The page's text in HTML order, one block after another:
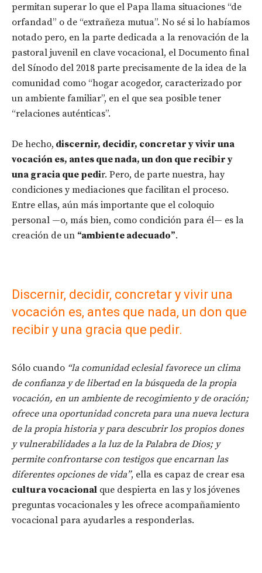
permitan superar lo que el Papa llama situaciones “de
orfandad” o de “extrañeza mutua”. No sé si lo habíamos
notado pero, en la parte dedicada a la renovación de la
pastoral juvenil en clave vocacional, el Documento final
del Sínodo del 2018 parte precisamente de la idea de la
comunidad como “hogar acogedor, caracterizado por
un ambiente familiar”, en el que sea posible tener
“relaciones auténticas”.
De hecho, discernir, decidir, concretar y vivir una
vocación es, antes que nada, un don que recibir y
una gracia que pedir. Pero, de parte nuestra, hay
condiciones y mediaciones que facilitan el proceso.
Entre ellas, aún más importante que el coloquio
personal —o, más bien, como condición para él— es la
creación de un “ambiente adecuado”.
Discernir, decidir, concretar y vivir una
vocación es, antes que nada, un don que
recibir y una gracia que pedir.
Sólo cuando “la comunidad eclesial favorece un clima
de confianza y de libertad en la búsqueda de la propia
vocación, en un ambiente de recogimiento y de oración;
ofrece una oportunidad concreta para una nueva lectura
de la propia historia y para descubrir los propios dones
y vulnerabilidades a la luz de la Palabra de Dios; y
permite confrontarse con testigos que encarnan las
diferentes opciones de vida”, ella es capaz de crear esa
cultura vocacional que despierta en las y los jóvenes
preguntas vocacionales y les ofrece acompañamiento
vocacional para ayudarles a responderlas.